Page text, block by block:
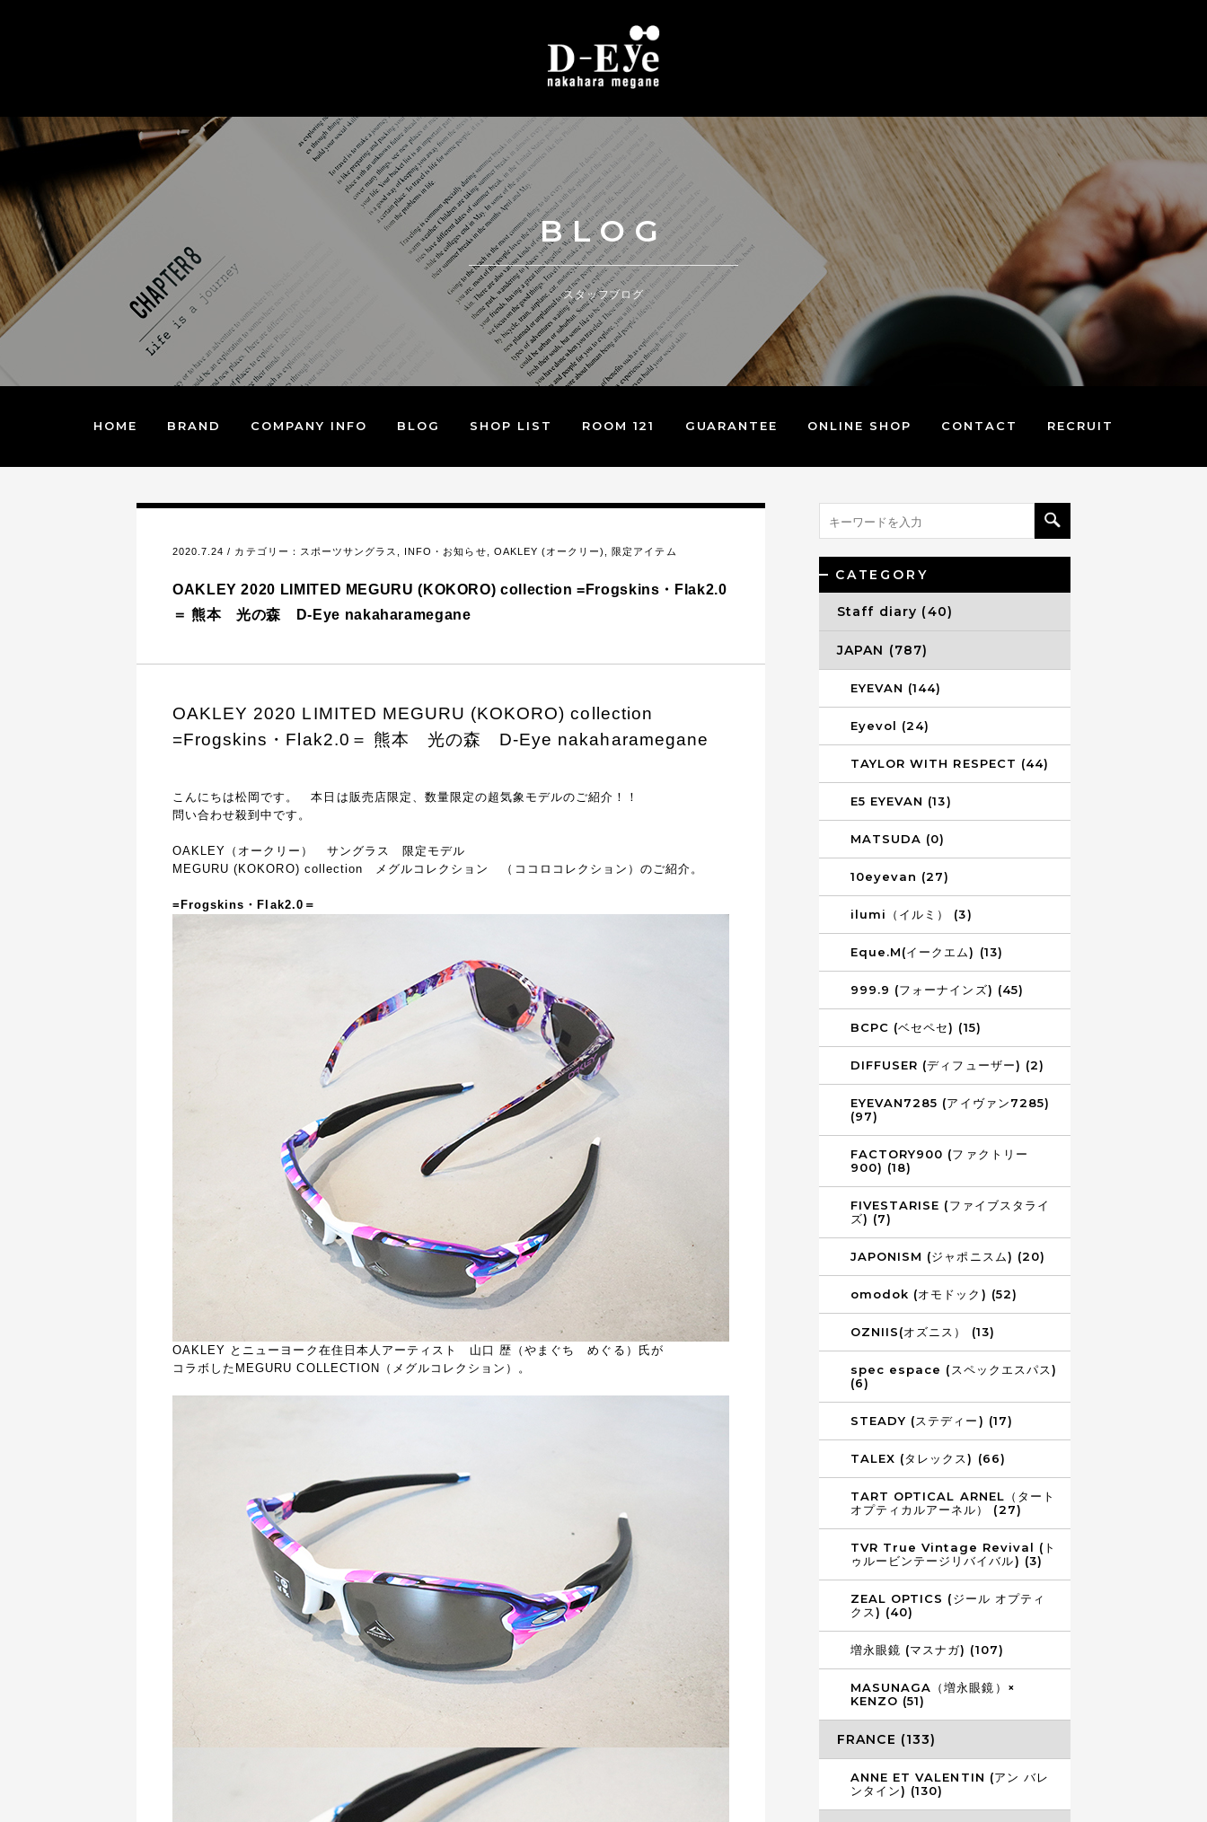
BLOG
スタッフブログ
HOME BRAND COMPANY INFO BLOG SHOP LIST ROOM 121 GUARANTEE ONLINE SHOP CONTACT RECRUIT
2020.7.24 / カテゴリー： スポーツサングラス INFO・お知らせ OAKLEY (オークリー) ,限定アイテム
OAKLEY 2020 LIMITED MEGURU (KOKORO) collection =Frogskins・Flak2.0
＝ 熊本 光の森 D-Eye nakaharamegane
OAKLEY 2020 LIMITED MEGURU (KOKORO) collection
=Frogskins・Flak2.0＝ 熊本 光の森 D-Eye nakaharamegane
こんにちは松岡です。 本日は販売店限定、数量限定の超気象モデルのご紹介！！
問い合わせ殺到中です。
OAKLEY（オークリー） サングラス 限定モデル
MEGURU (KOKORO) collection
メグルコレクション （ココロコレクション）のご紹介。
=Frogskins・Flak2.0＝
OAKLEY とニューヨーク在住日本人アーティスト 山口 歴（やまぐち めぐる）氏が
コラボしたMEGURU COLLECTION（メグルコレクション）。
CATEGORY
Staff diary (40)
JAPAN (787)
EYEVAN (144)
Eyevol (24)
TAYLOR WITH RESPECT (44)
E5 EYEVAN (13)
MATSUDA (0)
10eyevan (27)
ilumi（イルミ） (3)
Eque.M(イークエム) (13)
999.9 (フォーナインズ) (45)
BCPC (ベセペセ) (15)
DIFFUSER (ディフューザー) (2)
EYEVAN7285 (アイヴァン7285)
(97)
FACTORY900 (ファクトリー
900) (18)
FIVESTARISE (ファイブスタライ
ズ) (7)
JAPONISM (ジャポニスム) (20)
omodok (オモドック) (52)
OZNIIS(オズニス） (13)
spec espace (スペックエスパス)
(6)
STEADY (ステディー) (17)
TALEX (タレックス) (66)
TART OPTICAL ARNEL（タート
オプティカルアーネル） (27)
TVR True Vintage Revival (ト
ゥルービンテージリバイバル) (3)
ZEAL OPTICS (ジール オプティ
クス) (40)
増永眼鏡 (マスナガ) (107)
MASUNAGA（増永眼鏡）×
KENZO (51)
FRANCE (133)
ANNE ET VALENTIN (アン バレ
ンタイン) (130)